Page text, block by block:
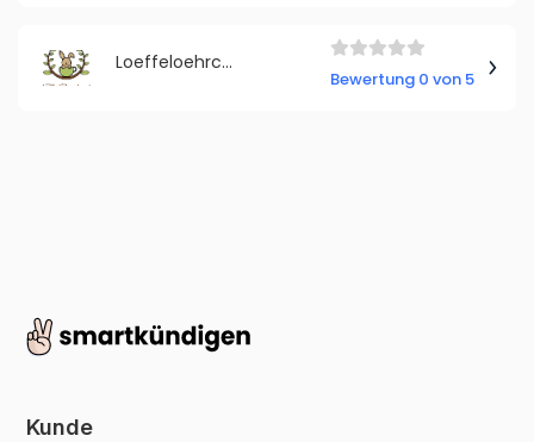
Loeffeloehrchen
Bewertung 0 von 5
Kunde